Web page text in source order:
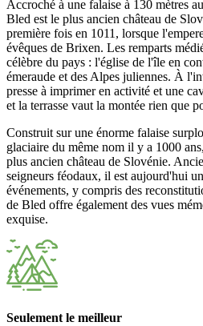
Accroché à une falaise à 130 mètres
Bled est le plus ancien château de
première fois en 1011, lorsque
évêques de Brixen. Les remparts
célèbre du pays : l'église de l'île en
émeraude et des Alpes juliennes. À
presse à imprimer en activité et une
et la terrasse vaut la montée rien que
Construit sur une énorme falaise
glaciaire du même nom il y a 1000
plus ancien château de Slovénie.
seigneurs féodaux, il est aujourd'hui
événements, y compris des
de Bled offre également des vues
exquise.
Seulement le meilleur